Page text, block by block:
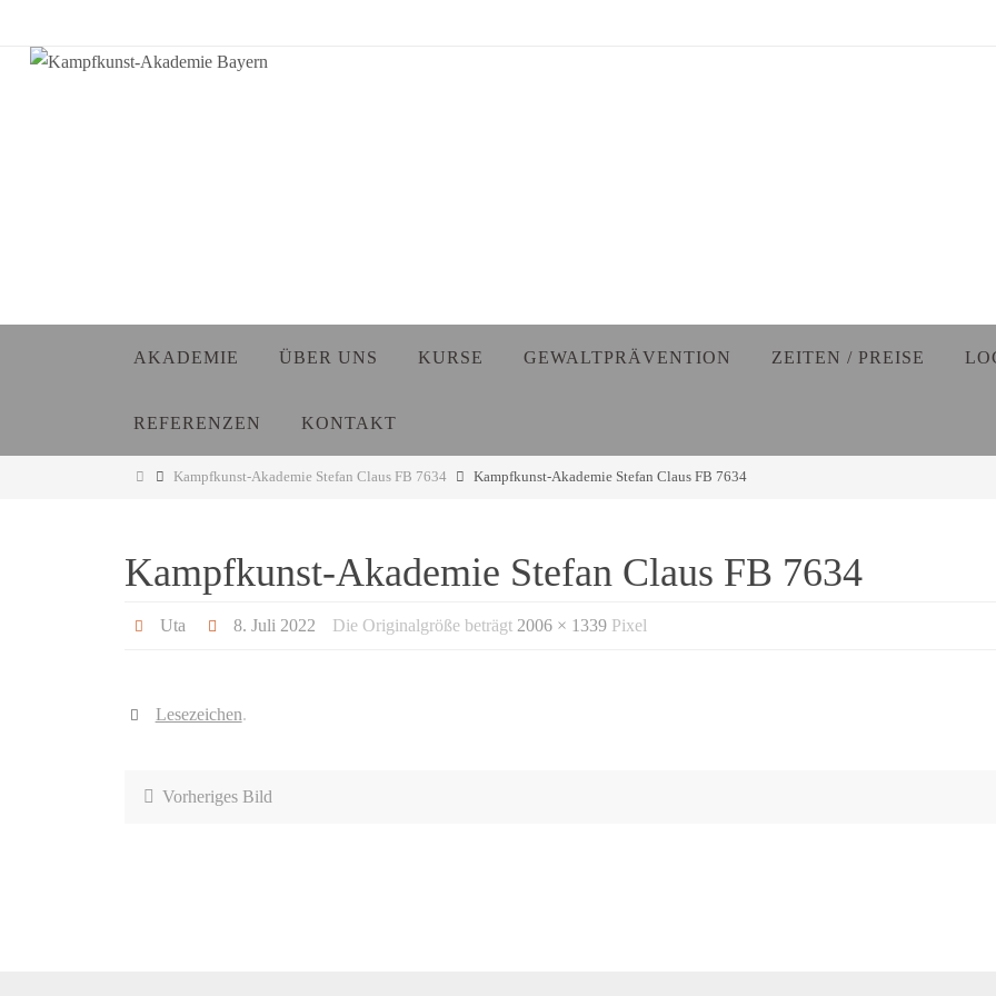
Inhalt
AKADEMIE ÜBER UNS KURSE GEWALTPRÄVENTION ZEITEN / PREISE
REFERENZEN KONTAKT
StartKampfkunst-Akademie Stefan Claus FB 7634 Kampfkunst-Akademie Stefan Claus FB 7634
Kampfkunst-Akademie Stefan Claus FB 7634
Uta 8. Juli 2022 Die Originalgröße beträgt 2006 × 1339 Pixel
Lesezeichen.
Vorheriges Bild